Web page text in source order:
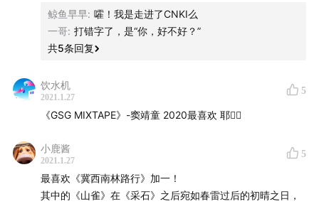
偏抒情，还是输给了流行的情歌；又比如“梦该醒了，是时候
停了，只怪我为什么不是周兴哲”周兴哲是台湾近些年最出名
的唱华语流行情歌的男歌手，其中他的“以后别做朋友”和
放量；同时，这首歌在YouTube上的官方MV下的介绍中说到
这首歌是“他在某天夜深人靜，看著榜上同梯前後輩們舞著一
致存款戶頭代謝特快而得到的靈感。”了解完他的故事之后会
让我想起另外一位歌手清水翔太Shota Shimizu，日语R&B情
歌小王子，10年前的专辑Journey中的歌曲每一首在美国音
乐流媒体平台Spotify都有将近一千万的播放；但是他从2017
鲸鱼早早: 嚯！我是走进了CNKI么
一哥: 打错字了，是“你，好不好？”
共5条回复
饮水机
2021.1.27
5
《GSG MIXTAPE》-窦靖童 2020最喜欢 耶✌🏻️
小鹿酱
2021.1.27
5
最喜欢《冀西南林路行》加一！
其中的《山雀》在《采石》之后宛如春雷过后的初晴之日，